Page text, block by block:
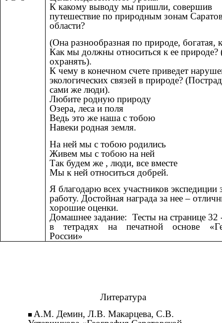
К какому выводу мы пришли, совершив
путешествие по природным зонам
области?
(Она разнообразная по природе, богатая,
Как мы должны относиться к ее природе?
охранять).
К чему в конечном счете приведет
экологических связей в природе?
сами же люди).
Любите родную природу
Озера, леса и поля
Ведь это же наша с тобою
Навеки родная земля.
На ней мы с тобою родились
Живем мы с тобою на ней
Так будем же , люди, все вместе
Мы к ней относиться добрей.
Я благодарю всех участников экспедиции
работу. Достойная награда за нее –
хорошие оценки.
Домашнее задание: Тесты на
в тетрадях на печатной основе
России»
Литература
А.М. Демин, Л.В. Макарцева, С.В.